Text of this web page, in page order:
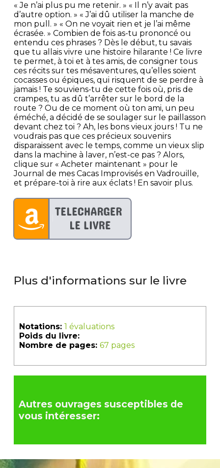
« Je n’ai plus pu me retenir. » « Il n’y avait pas
d’autre option. » « J’ai dû utiliser la manche de
mon pull. » « On ne voyait rien et je l’ai même
écrasée. » Combien de fois as-tu prononcé ou
entendu ces phrases ? Dès le début, tu savais
que tu allais vivre une histoire hilarante ! Ce livre
te permet, à toi et à tes amis, de consigner tous
ces récits sur tes mésaventures, qu’elles soient
cocasses ou épiques, qui risquent de se perdre à
jamais ! Te souviens-tu de cette fois où, pris de
crampes, tu as dû t’arrêter sur le bord de la
route ? Ou de ce moment où ton ami, un peu
éméché, a décidé de se soulager sur le paillasson
devant chez toi ? Ah, les bons vieux jours ! Tu ne
voudrais pas que ces précieux souvenirs
disparaissent avec le temps, comme un vieux slip
dans la machine à laver, n’est-ce pas ? Alors,
clique sur « Acheter maintenant » pour le
Journal de mes Cacas Improvisés en Vadrouille,
et prépare-toi à rire aux éclats ! En savoir plus.
Plus d'informations sur le livre
Notations: 1 évaluations
Poids du livre:
Nombre de pages: 67 pages
Autres ouvrages susceptibles de
vous intéresser: